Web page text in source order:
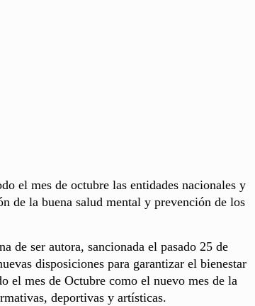
el mes de octubre las entidades nacionales y
de la buena salud mental y prevención de los
de ser autora, sancionada el pasado 25 de
disposiciones para garantizar el bienestar
el mes de Octubre como el nuevo mes de la
deportivas y artísticas.